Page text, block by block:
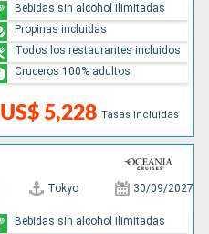
US$ 5,228 Tasas incluidas
Bebidas sin alcohol ilimitadas
Propinas incluidas
Todos los restaurantes incluidos
Cruceros 100% adultos
Tokyo 30/09/2027
Bebidas sin alcohol ilimitadas